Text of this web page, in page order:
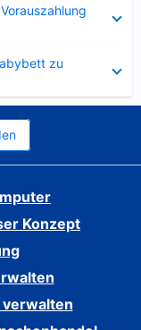
zu
Konzept
verwalten